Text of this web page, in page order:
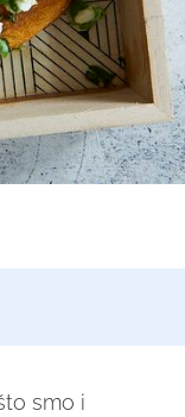
smo i